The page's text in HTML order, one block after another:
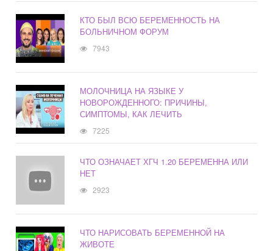
КТО БЫЛ ВСЮ БЕРЕМЕННОСТЬ НА
БОЛЬНИЧНОМ ФОРУМ
7943
МОЛОЧНИЦА НА ЯЗЫКЕ У
НОВОРОЖДЕННОГО: ПРИЧИНЫ,
СИМПТОМЫ, КАК ЛЕЧИТЬ
7225
ЧТО ОЗНАЧАЕТ ХГЧ 1.20 БЕРЕМЕННА ИЛИ
НЕТ
2923
ЧТО НАРИСОВАТЬ БЕРЕМЕННОЙ НА
ЖИВОТЕ